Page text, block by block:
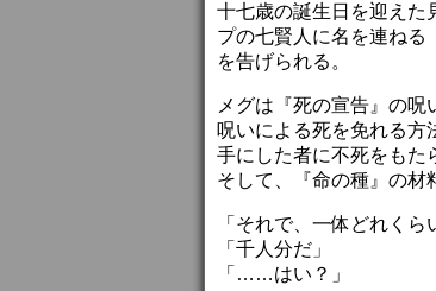
十七歳の誕生日を迎えた
プの七賢人に名を連ねる
を告げられる。
メグは『死の宣告』の呪
呪いによる死を免れる方
手にした者に不死をもた
そして、『命の種』の
「それで、一体どれくら
「千人分だ」
「……はい？」